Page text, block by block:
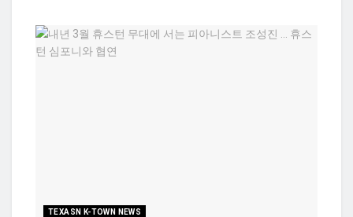
TEXASN K-TOWN NEWS